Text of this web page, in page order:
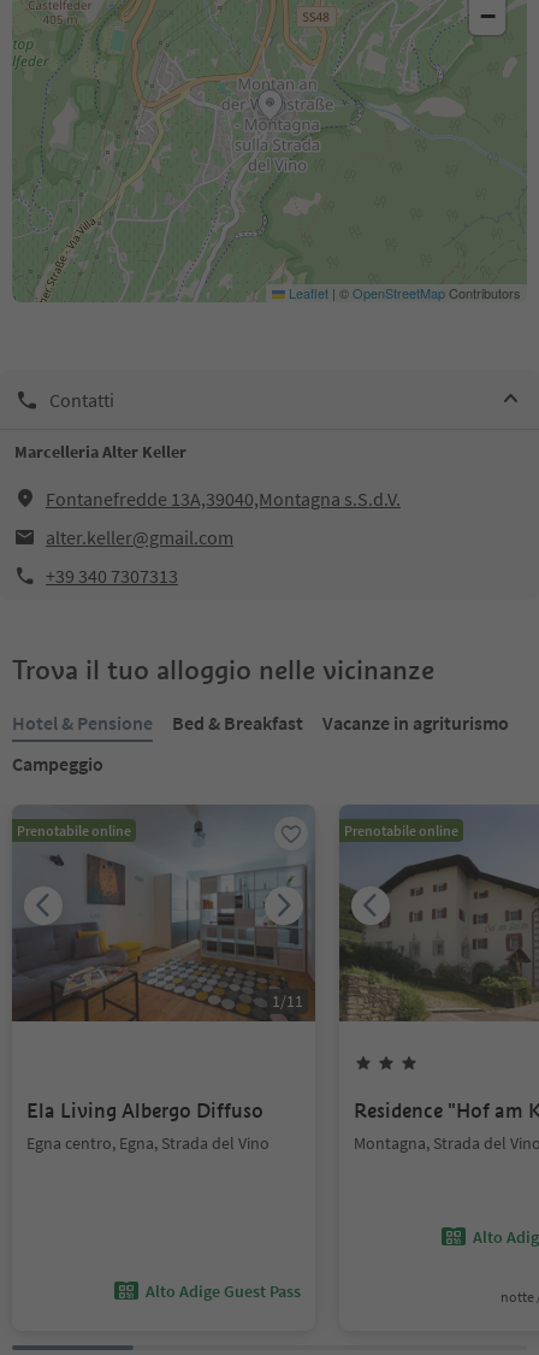
−
Leaflet | ©OpenStreetMapContributors
Contatti
Marcelleria Alter Keller
Fontanefredde 13A,39040,Montagna s.S.d.V.
alter.keller@gmail.com
+39 340 7307313
Trova il tuo alloggio nelle vicinanze
Hotel & Pensione Bed & Breakfast
Vacanze in agriturismo
Campeggio
Prenotabile online
1/11
Ela Living Albergo Diffuso
Egna centro, Egna, Strada del Vino
Alto Adige Guest Pass
Prenotabile online
Residence "Hof am
Montagna, Strada del
Alto
notte